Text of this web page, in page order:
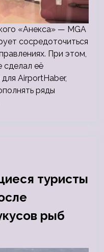
«Анекса» — MGA
сосредоточиться
При этом,
сделал её
AirportHaber,
ряды
туристы
рыб